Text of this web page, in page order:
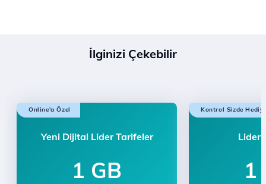
İlginizi Çekebilir
Online'a Özel
Yeni Dijital Lider Tarifeler
1 GB
Kontrol Sizde Hediye
Lider
1